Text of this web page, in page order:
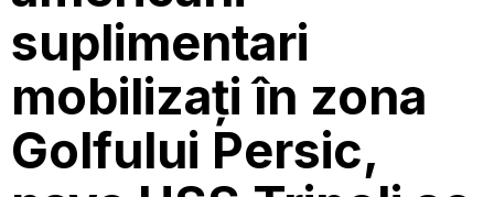
suplimentari
mobilizați în zona
Golfului Persic,